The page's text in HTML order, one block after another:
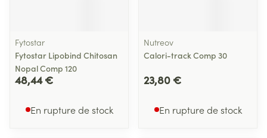
Fytostar
Fytostar Lipobind Chitosan
Nopal Comp 120
48,44 €
En rupture de stock
Nutreov
Calori-track Comp 30
23,80 €
En rupture de stock